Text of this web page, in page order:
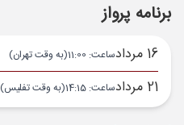
برنامه پرواز
16 مرداد ساعت: 11:00 (به وقت تهران)
21 مرداد ساعت: 14:15 (به وقت تفلیس)